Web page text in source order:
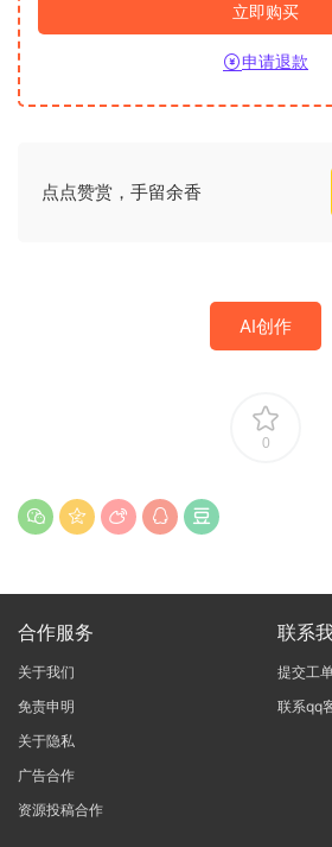
立即购买
申请退款
点点赞赏，手留余香
AI创作
0
合作服务
关于我们
免责申明
关于隐私
广告合作
资源投稿合作
联系
提交工
联系qq